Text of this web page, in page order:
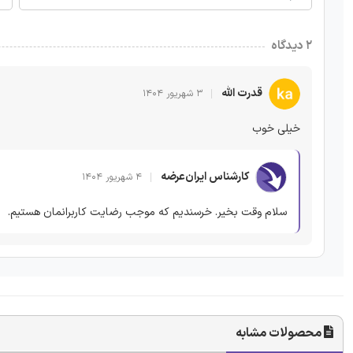
۲ دیدگاه
قدرت الله ۳ شهریور ۱۴۰۴
خیلی خوب
کارشناس ایران‌عرضه ۴ شهریور ۱۴۰۴
سلام وقت بخیر. خرسندیم که موجب رضایت کاربرانمان هستیم.
محصولات مشابه